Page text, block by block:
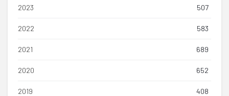
2023 507
2022 583
2021 689
2020 652
2019 408